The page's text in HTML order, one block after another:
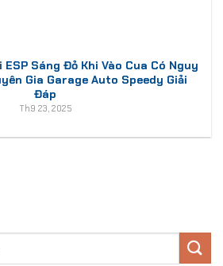
Sáng Đỏ Khi Vào Cua Có Nguy
Gia Garage Auto Speedy Giải
Đáp
Th9 23, 2025